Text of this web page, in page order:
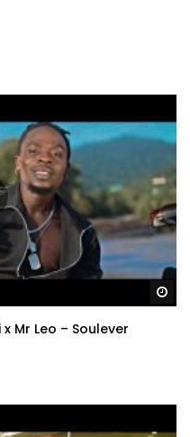
Mr Leo – Soulever